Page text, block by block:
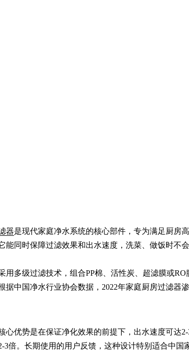
器是现代家庭净水系统的核心部件，专为满足厨房
能同时保障过滤效果和出水速度，洗菜、做饭时不
用多级过滤技术，组合PP棉、活性炭、超滤膜或
据中国净水行业协会数据，2022年家庭厨房过滤器
心优势是在保证净化效果的前提下，出水速度可达
3倍。长期使用的用户反馈，这种设计特别适合中国